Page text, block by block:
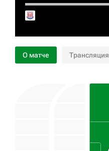
О матче Трансляция